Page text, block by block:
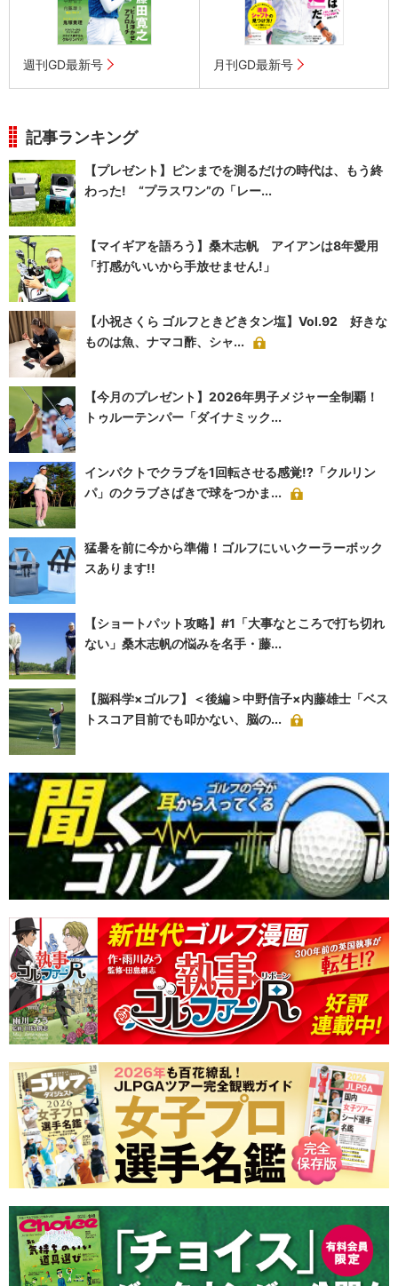
週刊GD最新号 月刊GD最新号
記事ランキング
【プレゼント】ピンまでを測るだけの時代は、もう終
わった! “プラスワン”の「レー...
【マイギアを語ろう】桑木志帆 アイアンは8年愛用
「打感がいいから手放せません!」
【小祝さくら ゴルフときどきタン塩】Vol.92 好きな
ものは魚、ナマコ酢、シャ...
【今月のプレゼント】2026年男子メジャー全制覇！
トゥルーテンパー「ダイナミック...
インパクトでクラブを1回転させる感覚!?「クルリン
パ」のクラブさばきで球をつかま...
猛暑を前に今から準備！ゴルフにいいクーラーボック
スあります!!
【ショートパット攻略】#1「大事なところで打ち切れ
ない」桑木志帆の悩みを名手・藤...
【脳科学×ゴルフ】＜後編＞中野信子×内藤雄士「ベス
トスコア目前でも叩かない、脳の...